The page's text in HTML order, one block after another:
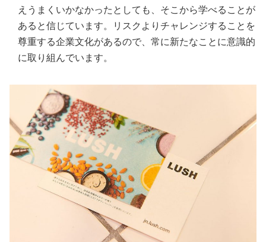
えうまくいかなかったとしても、そこから学べることが
あると信じています。リスクよりチャレンジすることを
尊重する企業文化があるので、常に新たなことに意識的
に取り組んでいます。